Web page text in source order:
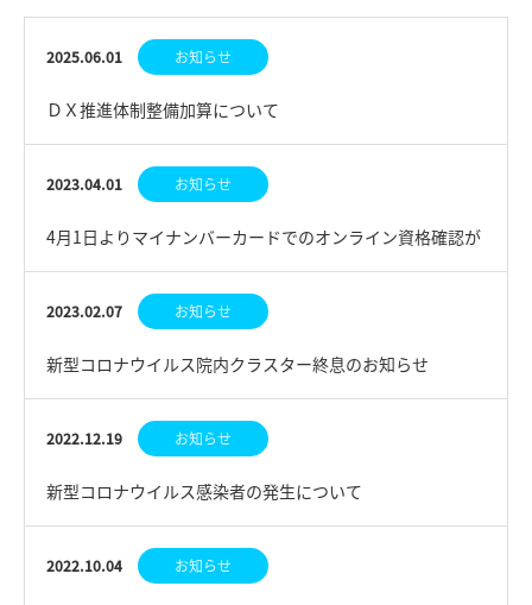
2025.06.01 お知らせ
ＤＸ推進体制整備加算について
2023.04.01 お知らせ
4月1日よりマイナンバーカードでのオンライン資格確認が
ご利用頂けます。
2023.02.07 お知らせ
新型コロナウイルス院内クラスター終息のお知らせ
2022.12.19 お知らせ
新型コロナウイルス感染者の発生について
2022.10.04 お知らせ